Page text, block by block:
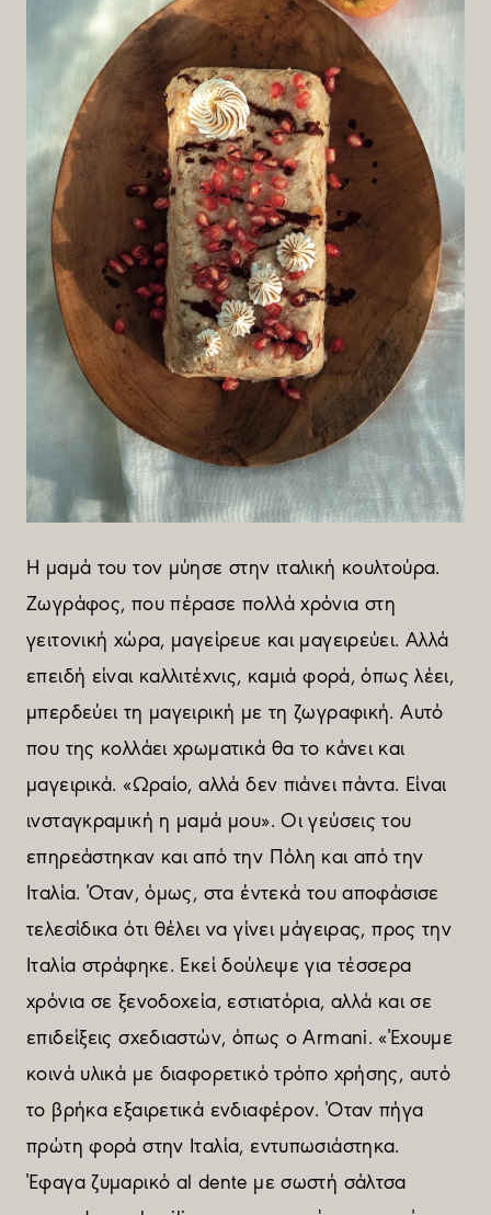
Η µαµά του τον µύησε στην ιταλική κουλτούρα.
Ζωγράφος, που πέρασε πολλά χρόνια στη
γειτονική χώρα, µαγείρευε και µαγειρεύει. Αλλά
επειδή είναι καλλιτέχνις, καµιά φορά, όπως λέει,
µπερδεύει τη µαγειρική µε τη ζωγραφική. Αυτό
που της κολλάει χρωµατικά θα το κάνει και
µαγειρικά. «Ωραίο, αλλά δεν πιάνει πάντα. Είναι
ινσταγκραµική η µαµά µου». Οι γεύσεις του
επηρεάστηκαν και από την Πόλη και από την
Ιταλία. Όταν, όµως, στα έντεκά του αποφάσισε
τελεσίδικα ότι θέλει να γίνει µάγειρας, προς την
Ιταλία στράφηκε. Εκεί δούλεψε για τέσσερα
χρόνια σε ξενοδοχεία, εστιατόρια, αλλά και σε
επιδείξεις σχεδιαστών, όπως ο Armani. «Έχουµε
κοινά υλικά µε διαφορετικό τρόπο χρήσης, αυτό
το βρήκα εξαιρετικά ενδιαφέρον. Όταν πήγα
πρώτη φορά στην Ιταλία, εντυπωσιάστηκα.
Έφαγα ζυµαρικό al dente µε σωστή σάλτσα